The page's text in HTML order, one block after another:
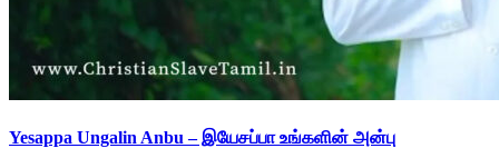
Yesappa Ungalin Anbu – இயேசப்பா உங்களின் அன்பு